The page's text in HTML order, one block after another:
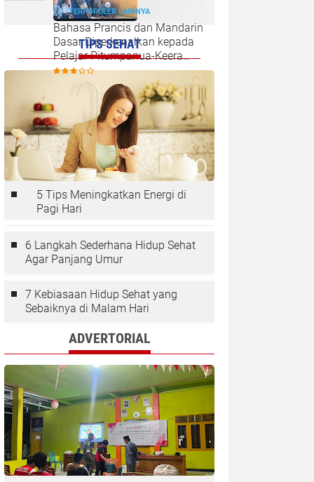
Bahasa Prancis dan Mandarin
Dasar Diperkenalkan kepada
Pelajar Pitumpanua-Keera
oleh Mahasiswa KKN Unhas
di Wajo
TERPOPULER LAINNYA
TIPS SEHAT
5 Tips Meningkatkan Energi di
Pagi Hari
6 Langkah Sederhana Hidup Sehat
Agar Panjang Umur
7 Kebiasaan Hidup Sehat yang
Sebaiknya di Malam Hari
ADVERTORIAL